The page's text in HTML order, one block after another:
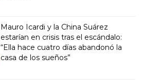
Mauro Icardi y la China Suárez
estarían en crisis tras el escándalo:
“Ella hace cuatro días abandonó la
casa de los sueños”